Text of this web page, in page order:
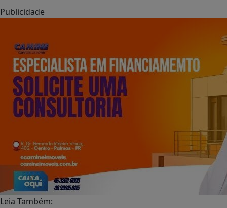
Publicidade
Leia Também: